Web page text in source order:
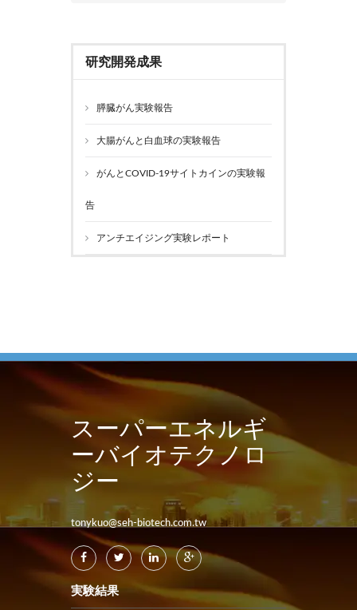
研究開発成果
膵臓がん実験報告
大腸がんと白血球の実験報告
がんとCOVID-19サイトカインの実験報
告
アンチエイジング実験レポート
スーパーエネルギ
ーバイオテクノロ
ジー
tonykuo@seh-biotech.com.tw
実験結果